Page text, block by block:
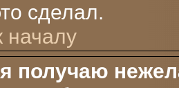
сделал.
началу
получаю